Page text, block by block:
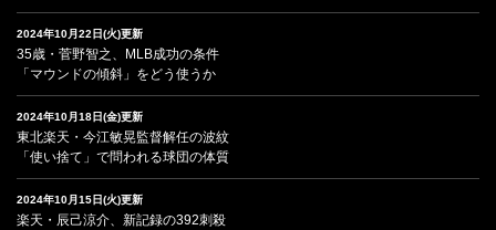
2024年10月22日(火)更新
35歳・菅野智之、MLB成功の条件
「マウンドの傾斜」をどう使うか
2024年10月18日(金)更新
東北楽天・今江敏晃監督解任の波紋
「使い捨て」で問われる球団の体質
2024年10月15日(火)更新
楽天・辰己涼介、新記録の392刺殺